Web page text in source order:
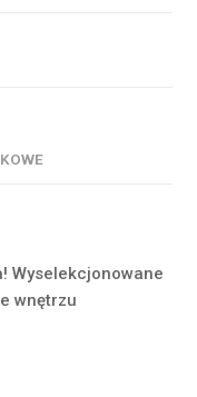
Wyselekcjonowane
wnętrzu